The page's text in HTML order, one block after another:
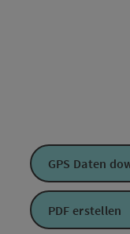
GPS Daten
PDF erstellen